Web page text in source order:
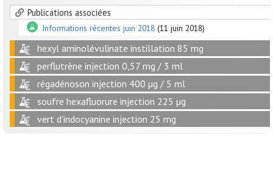
Publications associées
Informations récentes juin 2018 (11 juin 2018)
hexyl aminolévulinate instillation 85 mg
perflutrène injection 0,57 mg / 3 ml
régadénoson injection 400 µg / 5 ml
soufre hexafluorure injection 225 µg
vert d'indocyanine injection 25 mg